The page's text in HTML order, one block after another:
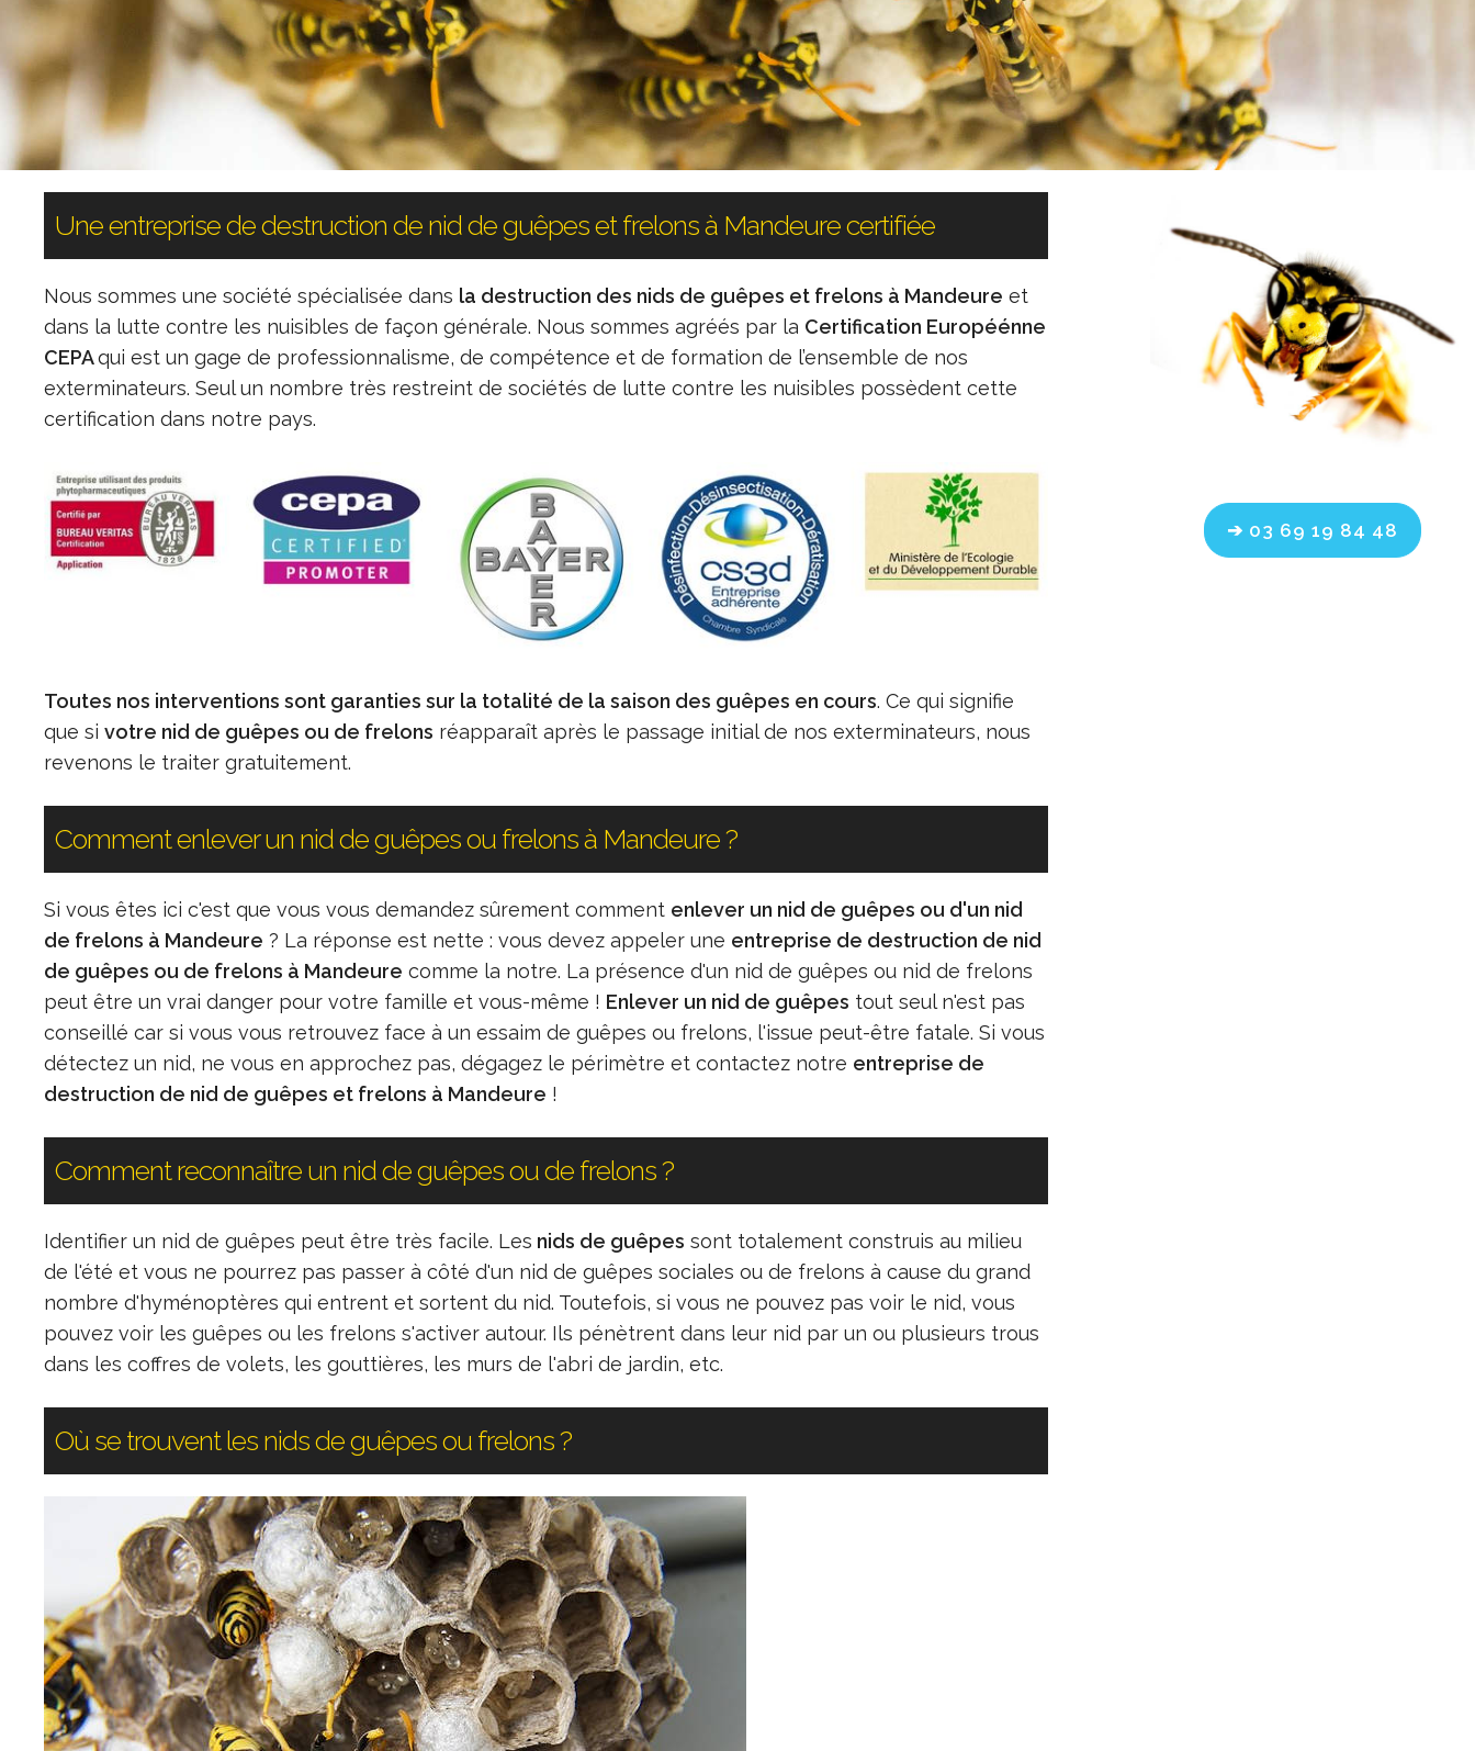
Une entreprise de destruction de nid de guêpes et frelons à Mandeure certifiée
Nous sommes une société spécialisée dans la destruction des nids de guêpes et frelons à Mandeure et
dans la lutte contre les nuisibles de façon générale. Nous sommes agréés par la Certification Européénne
CEPAqui est un gage de professionnalisme, de compétence et de formation de l’ensemble de nos
exterminateurs. Seul un nombre très restreint de sociétés de lutte contre les nuisibles possèdent cette
certification dans notre pays.
Toutes nos interventions sont garanties sur la totalité de la saison des guêpes en cours. Ce qui signifie
que si votre nid de guêpes ou de frelons réapparaît après le passage initial de nos exterminateurs, nous
revenons le traiter gratuitement.
Comment enlever un nid de guêpes ou frelons à Mandeure ?
Si vous êtes ici c'est que vous vous demandez sûrement comment enlever un nid de guêpes ou d'un nid
de frelons à Mandeure ? La réponse est nette : vous devez appeler une entreprise de destruction de nid
de guêpes ou de frelons à Mandeure comme la notre. La présence d'un nid de guêpes ou nid de frelons
peut être un vrai danger pour votre famille et vous-même ! Enlever un nid de guêpes tout seul n'est pas
conseillé car si vous vous retrouvez face à un essaim de guêpes ou frelons, l'issue peut-être fatale. Si vous
détectez un nid, ne vous en approchez pas, dégagez le périmètre et contactez notre entreprise de
destruction de nid de guêpes et frelons à Mandeure !
Comment reconnaître un nid de guêpes ou de frelons ?
Identifier un nid de guêpes peut être très facile. Les nids de guêpes sont totalement construis au milieu
de l'été et vous ne pourrez pas passer à côté d'un nid de guêpes sociales ou de frelons à cause du grand
nombre d'hyménoptères qui entrent et sortent du nid. Toutefois, si vous ne pouvez pas voir le nid, vous
pouvez voir les guêpes ou les frelons s'activer autour. Ils pénètrent dans leur nid par un ou plusieurs trous
dans les coffres de volets, les gouttières, les murs de l'abri de jardin, etc.
Où se trouvent les nids de guêpes ou frelons ?
➔ 03 69 19 84 48